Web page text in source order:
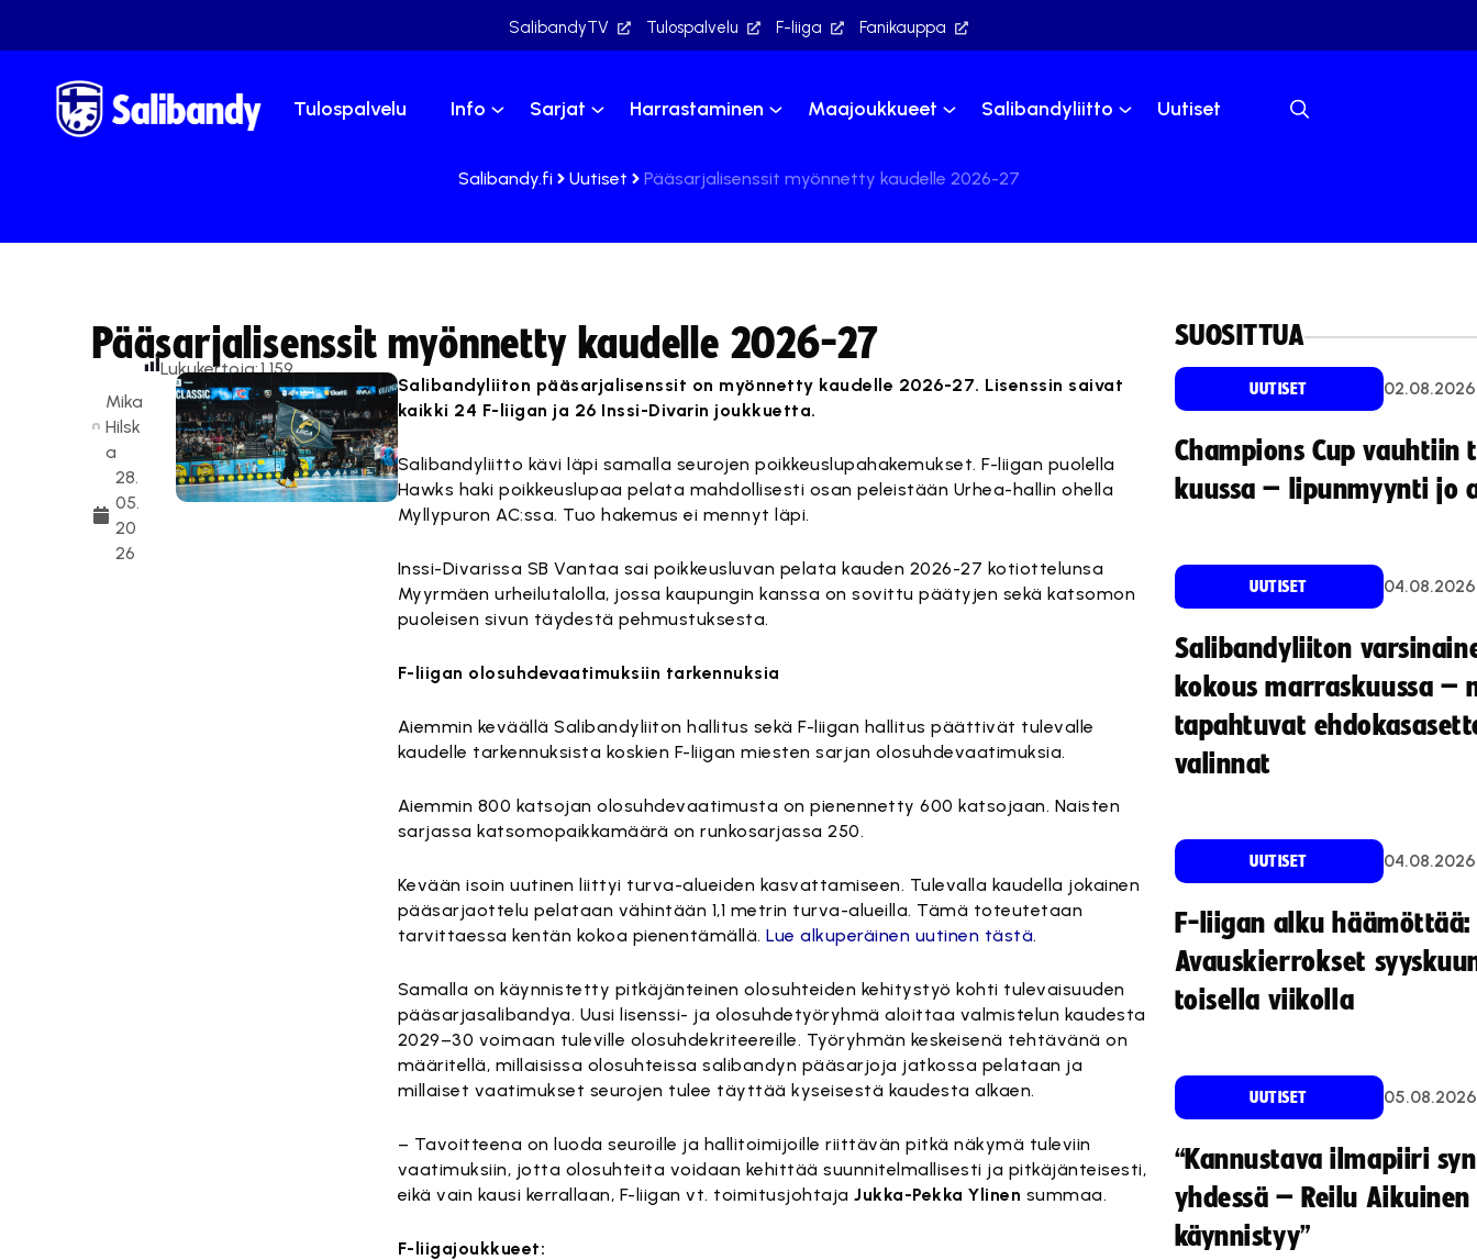
SalibandyTV Tulospalvelu F-liiga Fanikauppa
Tulospalvelu Info Sarjat Harrastaminen Maajoukkueet Salibandyliitto Uutiset
Salibandy.fi Uutiset Pääsarjalisenssit myönnetty kaudelle 2026-27
Pääsarjalisenssit myönnetty kaudelle 2026-27
Mika
Hilsk
a
28.
05.
20
26
Lukukertoja:1 159
Salibandyliiton pääsarjalisenssit on myönnetty kaudelle 2026-27. Lisenssin saivat
kaikki 24 F-liigan ja 26 Inssi-Divarin joukkuetta.
Salibandyliitto kävi läpi samalla seurojen poikkeuslupahakemukset. F-liigan puolella
Hawks haki poikkeuslupaa pelata mahdollisesti osan peleistään Urhea-hallin ohella
Myllypuron AC:ssa. Tuo hakemus ei mennyt läpi.
Inssi-Divarissa SB Vantaa sai poikkeusluvan pelata kauden 2026-27 kotiottelunsa
Myyrmäen urheilutalolla, jossa kaupungin kanssa on sovittu päätyjen sekä katsomon
puoleisen sivun täydestä pehmustuksesta.
F-liigan olosuhdevaatimuksiin tarkennuksia
Aiemmin keväällä Salibandyliiton hallitus sekä F-liigan hallitus päättivät tulevalle
kaudelle tarkennuksista koskien F-liigan miesten sarjan olosuhdevaatimuksia.
Aiemmin 800 katsojan olosuhdevaatimusta on pienennetty 600 katsojaan. Naisten
sarjassa katsomopaikkamäärä on runkosarjassa 250.
Kevään isoin uutinen liittyi turva-alueiden kasvattamiseen. Tulevalla kaudella jokainen
pääsarjaottelu pelataan vähintään 1,1 metrin turva-alueilla. Tämä toteutetaan
tarvittaessa kentän kokoa pienentämällä.Lue alkuperäinen uutinen tästä.
Samalla on käynnistetty pitkäjänteinen olosuhteiden kehitystyö kohti tulevaisuuden
pääsarjasalibandya. Uusi lisenssi- ja olosuhdetyöryhmä aloittaa valmistelun kaudesta
2029–30 voimaan tuleville olosuhdekriteereille. Työryhmän keskeisenä tehtävänä on
määritellä, millaisissa olosuhteissa salibandyn pääsarjoja jatkossa pelataan ja
millaiset vaatimukset seurojen tulee täyttää kyseisestä kaudesta alkaen.
– Tavoitteena on luoda seuroille ja hallitoimijoille riittävän pitkä näkymä tuleviin
vaatimuksiin, jotta olosuhteita voidaan kehittää suunnitelmallisesti ja pitkäjänteisesti,
eikä vain kausi kerrallaan, F-liigan vt. toimitusjohtajaJukka-Pekka Ylinen summaa.
F-liigajoukkueet:
SUOSITTUA
UUTISET 02.08.2026
Champions Cup vauhtiin
kuussa – lipunmyynti jo
UUTISET 04.08.2026
Salibandyliiton
kokous marraskuussa –
tapahtuvat
valinnat
UUTISET 04.08.2026
F-liigan alku häämöttää:
Avauskierrokset
toisella viikolla
UUTISET 05.08.2026
“Kannustava ilmapiiri
yhdessä – Reilu
käynnistyy”